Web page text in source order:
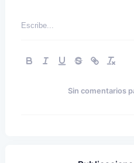
Sin comentarios